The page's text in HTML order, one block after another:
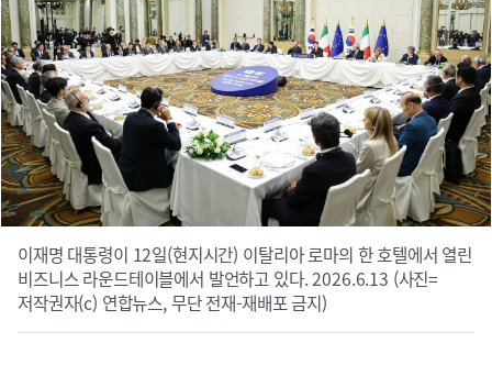
이재명 대통령이 12일(현지시간) 이탈리아 로마의 한 호텔에서 열린
비즈니스 라운드테이블에서 발언하고 있다. 2026.6.13 (사진=
저작권자(c) 연합뉴스, 무단 전재-재배포 금지)